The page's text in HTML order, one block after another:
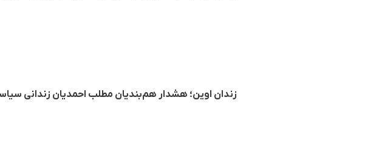
زندان اوین؛ هشدار هم‌بندیان مطلب احمدیان زندانی